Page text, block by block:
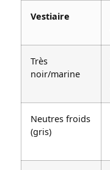
Vestiaire
Très
noir/marine
Neutres froids
(gris)